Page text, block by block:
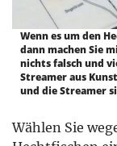
Wenn es um den
dann machen Sie
nichts falsch und
Streamer aus
und die Streamer
Wählen Sie